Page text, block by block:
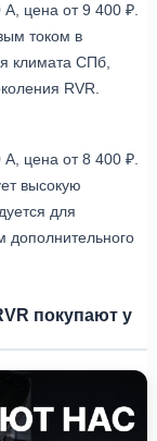
А, цена от 9 400 ₽.
током в
климата СПб,
RVR.
А, цена от 8 400 ₽.
высокую
для
дополнительного
покупают у